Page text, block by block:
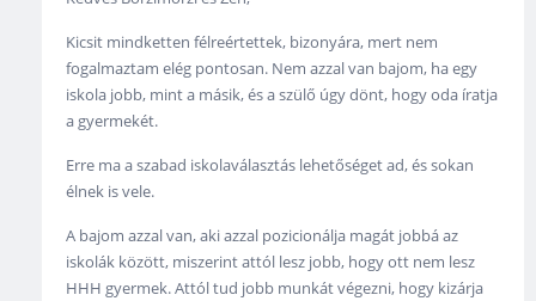
Kicsit mindketten félreértettek, bizonyára, mert nem
fogalmaztam elég pontosan. Nem azzal van bajom, ha egy
iskola jobb, mint a másik, és a szülő úgy dönt, hogy oda íratja
a gyermekét.
Erre ma a szabad iskolaválasztás lehetőséget ad, és sokan
élnek is vele.
A bajom azzal van, aki azzal pozicionálja magát jobbá az
iskolák között, miszerint attól lesz jobb, hogy ott nem lesz
HHH gyermek. Attól tud jobb munkát végezni, hogy kizárja